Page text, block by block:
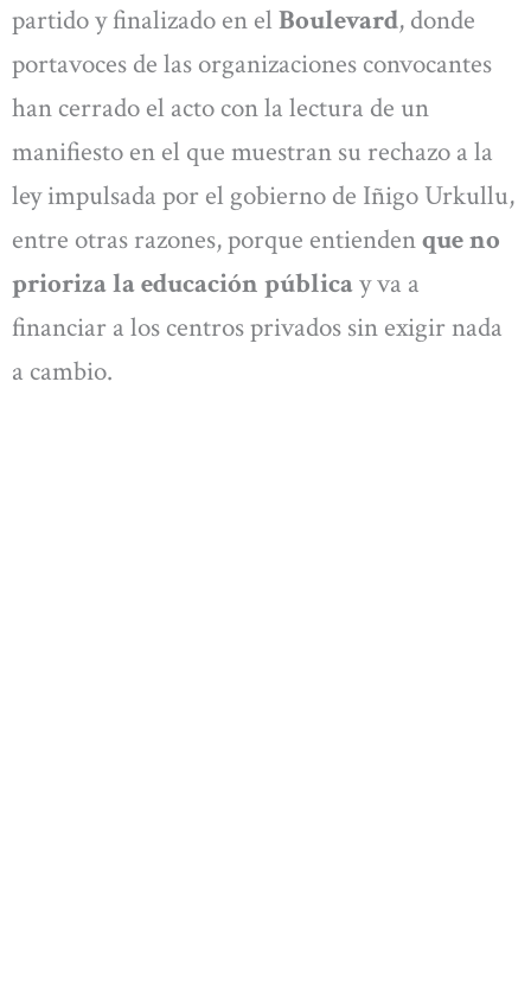
partido y finalizado en el Boulevard, donde
portavoces de las organizaciones convocantes
han cerrado el acto con la lectura de un
manifiesto en el que muestran su rechazo a la
ley impulsada por el gobierno de Iñigo Urkullu,
entre otras razones, porque entiendenque no
prioriza la educación públicay va a
financiar a los centros privados sin exigir nada
a cambio.